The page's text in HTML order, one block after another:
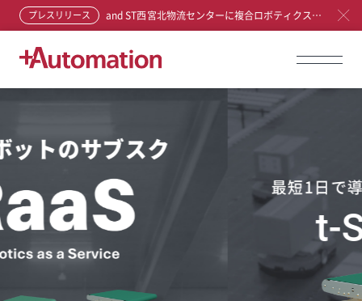
プレスリリース and ST西宮北物流センターに複合ロボティクスソリューションを実装 +Hubで自動倉庫と仕分ロボットの新たな活用方法を提案、統合制御へ
最短1日で導入できる仕分けロボット
t-Sort AGV